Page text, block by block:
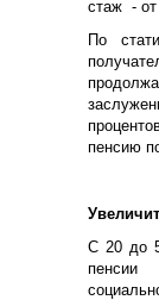
стаж -
По
пенсию
С 20 до
пенсии